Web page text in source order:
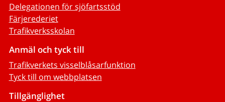
Delegationen för sjöfartsstöd
Färjerederiet
Trafikverksskolan
Anmäl och tyck till
Trafikverkets visselblåsarfunktion
Tyck till om webbplatsen
Tillgänglighet